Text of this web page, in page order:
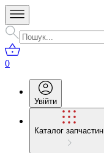
0
Увійти
Каталог запчастин